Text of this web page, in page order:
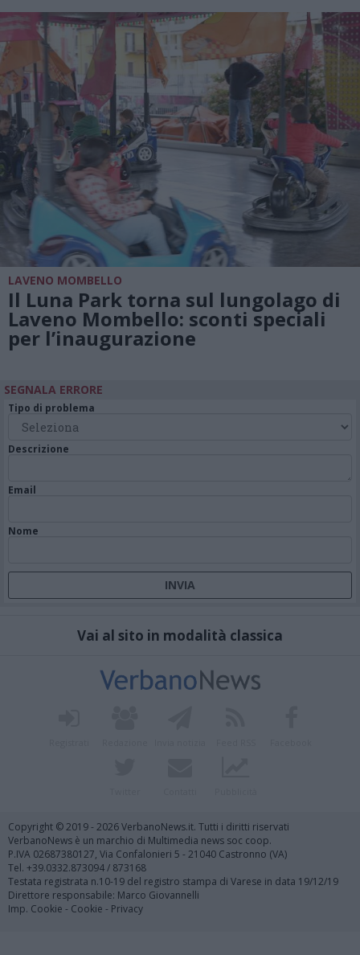
LAVENO MOMBELLO
Il Luna Park torna sul lungolago di
Laveno Mombello: sconti speciali
per l’inaugurazione
SEGNALA ERRORE
Tipo di problema
Descrizione
Email
Nome
Vai al sito in modalità classica
Copyright © 2019 - 2026 VerbanoNews.it. Tutti i diritti riservati
VerbanoNews è un marchio di Multimedia news soc coop.
P.IVA 02687380127, Via Confalonieri 5 - 21040 Castronno (VA)
Tel. +39.0332.873094 / 873168
Testata registrata n.10-19 del registro stampa di Varese in data 19/12/19
Direttore responsabile: Marco Giovannelli
Imp. Cookie - Cookie - Privacy